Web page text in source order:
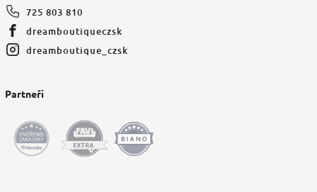
725 803 810
dreamboutiqueczsk
dreamboutique_czsk
Partneři